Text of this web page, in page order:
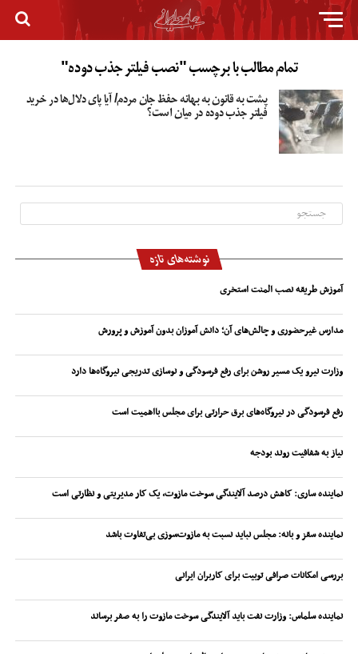
تمام مطالب با برچسب "نصب فیلتر جذب دوده"
پشت به قانون به بهانه حفظ جان مردم/ آیا پای دلال‌ها در خرید
فیلتر جذب دوده در میان است؟
نوشته‌های تازه
آموزش طریقه نصب المنت استخری
مدارس غیرحضوری و چالش‌های آن؛ دانش آموزان بدون آموزش و پرورش
وزارت نیرو یک مسیر روشن برای رفع فرسودگی و نوسازی تدریجی نیروگاه‌ها دارد
رفع فرسودگی در نیروگاه‌های برق حرارتی برای مجلس بااهمیت است
نیاز به شفافیت روند بودجه
نماینده ساری: کاهش درصد آلایندگی سوخت مازوت، یک کار مدیریتی و نظارتی است
نماینده سقز و بانه: مجلس نباید نسبت به مازوت‌سوزی بی‌تفاوت باشد
بررسی امکانات صرافی توبیت برای کاربران ایرانی
نماینده سلماس: وزارت نفت باید آلایندگی سوخت مازوت را به صفر برساند